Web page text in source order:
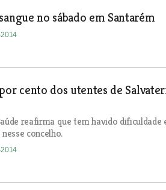
no sábado em Santarém
2014
cento dos utentes de
reafirma que tem havido
concelho.
2014